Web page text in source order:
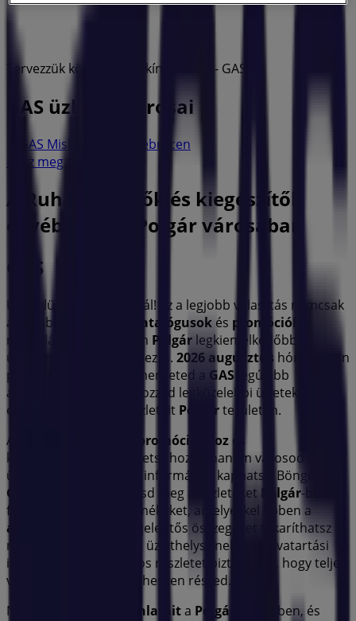
Tervezzük közzétenni a kínálatokat - GAS
GAS üzletek városai
GAS Miskolc
GAS Debrecen
Nézz meg több várost
A Ruházat, cipők és kiegészítők
egyéb üzletei Polgár városában
GAS
Üdvözlünk a Tiendeo-nál! Ez a legjobb választás nemcsak
a legjobb
katalógusok és promóciók
megtalálásához, hanem Polgár legkiemelkedőbb
üzleteinek felfedezéséhez is. 2026 augusztus hónapjában
platformunkon megismerheted a GAS legújabb
ajánlatait, valamint a hozzád legközelebbi üzletek
elhelyezkedését és részleteit Polgárterületén.
A Tiendeo-n nemcsak
promóciókhoz és
kedvezményekhez férhetsz hozzá, hanem városod fizikai
üzleteiről is teljes körű információt kaphatsz. Böngészd a
GAS
katalógusait, keresd meg az üzleteket Polgár-ben, és
fedezd fel azokat a termékeket, amelyekkel ebben a
augusztus
hónapban jelentős összegeket takaríthatsz
meg. Ezen kívül pontos üzlethelyszíneket, nyitvatartási
időket és minden fontos részletet biztosítunk, hogy teljes
vásárlási élményben lehessen részed.
Ne hagyd ki a
ajánlataita Polgár
üzleteiben, és